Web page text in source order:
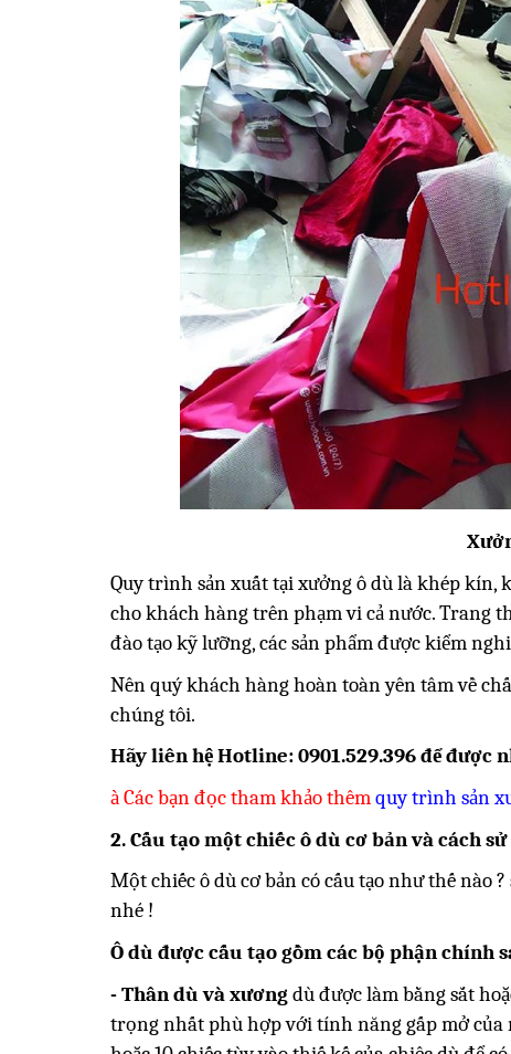
Quy trình sản xuất tại xưởng ô dù là khép
cho khách hàng trên phạm vi cả nước. Trang
đào tạo kỹ lưỡng, các sản phẩm được kiểm
Nên quý khách hàng hoàn toàn yên tâm về
chúng tôi.
Hãy liên hệ Hotline: 0901.529.396 để được
àCác bạn đọc tham khảo thêmquy trình sản
2. Cấu tạo một chiếc ô dù cơ bản và cách
Một chiếc ô dù cơ bản có cấu tạo như thế nào
nhé !
Ô dù được cấu tạo gồm các bộ phận chính
- Thân dù và xương dù được làm bằng sắt
trọng nhất phù hợp với tính năng gấp mở của